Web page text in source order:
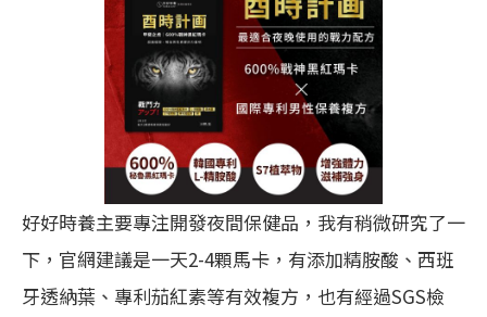
好好時養主要專注開發夜間保健品，我有稍微研究了一
下，官網建議是一天2-4顆馬卡，有添加精胺酸、西班
牙透納葉、專利茄紅素等有效複方，也有經過SGS檢